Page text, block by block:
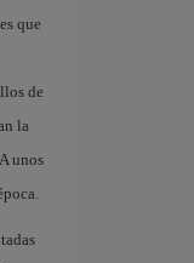
que
de
la
unos